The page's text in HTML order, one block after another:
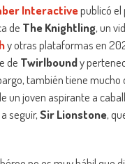
Interactivepublicó el
de The Knightling, un
y otras plataformas en
de Twirlboundy
también tiene mucho
un joven aspirante a
seguir,Sir Lionstone,